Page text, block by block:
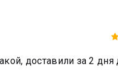
дocтaвили зa 2 дня